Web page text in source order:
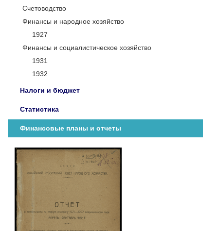
Счетоводство
Финансы и народное хозяйство
1927
Финансы и социалистическое хозяйство
1931
1932
Налоги и бюджет
Статистика
Финансовые планы и отчеты